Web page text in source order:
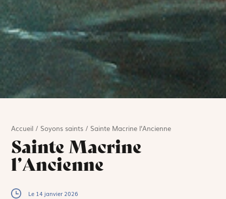
Accueil / Soyons saints / Sainte Macrine l’Ancienne
Sainte Macrine
l’Ancienne
Le 14 janvier 2026